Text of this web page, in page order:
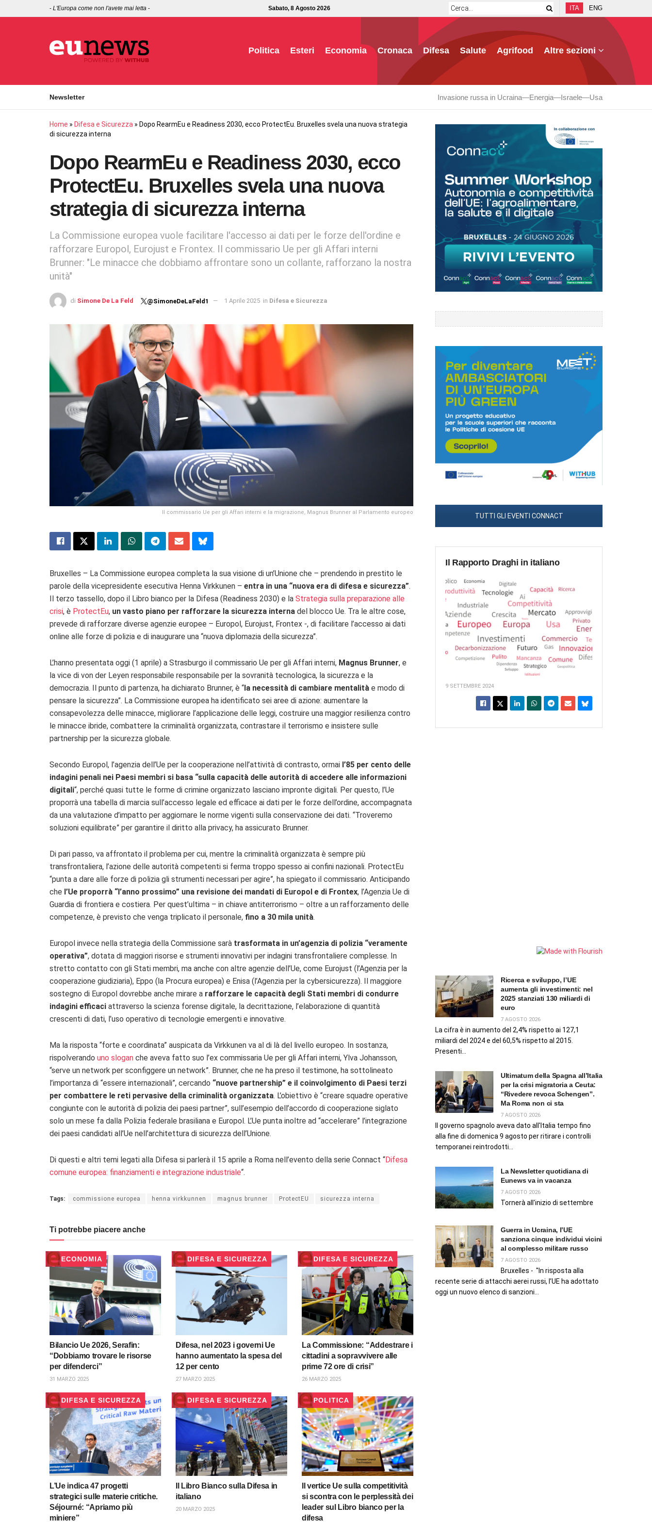
- L'Europa come non l'avete mai letta - Sabato, 8 Agosto 2026 ITA ENG
Politica Esteri Economia Cronaca Difesa Salute Agrifood Altre sezioni
Newsletter Invasione russa in Ucraina Energia Israele Usa
Home » Difesa e Sicurezza » Dopo RearmEu e Readiness 2030, ecco ProtectEu. Bruxelles svela una nuova strategia
di sicurezza interna
Dopo RearmEu e Readiness 2030, ecco
ProtectEu. Bruxelles svela una nuova
strategia di sicurezza interna
La Commissione europea vuole facilitare l'accesso ai dati per le forze dell'ordine e
rafforzare Europol, Eurojust e Frontex. Il commissario Ue per gli Affari interni
Brunner: "Le minacce che dobbiamo affrontare sono un collante, rafforzano la nostra
unità"
di Simone De La Feld @SimoneDeLaFeld1 1 Aprile 2025 in Difesa e Sicurezza
Il commissario Ue per gli Affari interni e la migrazione, Magnus Brunner al Parlamento europeo
Bruxelles – La Commissione europea completa la sua visione di un’Unione che – prendendo in prestito le
parole della vicepresidente esecutiva Henna Virkkunen – entra in una “nuova era di difesa e sicurezza”.
Il terzo tassello, dopo il Libro bianco per la Difesa (Readiness 2030) e la Strategia sulla preparazione alle
crisi, è ProtectEu, un vasto piano per rafforzare la sicurezza interna del blocco Ue. Tra le altre cose,
prevede di rafforzare diverse agenzie europee – Europol, Eurojust, Frontex -, di facilitare l’accesso ai dati
online alle forze di polizia e di inaugurare una “nuova diplomazia della sicurezza”.
L’hanno presentata oggi (1 aprile) a Strasburgo il commissario Ue per gli Affari interni, Magnus Brunner, e
la vice di von der Leyen responsabile responsabile per la sovranità tecnologica, la sicurezza e la
democrazia. Il punto di partenza, ha dichiarato Brunner, è “ la necessità di cambiare mentalità e modo di
pensare la sicurezza”. La Commissione europea ha identificato sei aree di azione: aumentare la
consapevolezza delle minacce, migliorare l’applicazione delle leggi, costruire una maggior resilienza contro
le minacce ibride, combattere la criminalità organizzata, contrastare il terrorismo e insistere sulle
partnership per la sicurezza globale.
Secondo Europol, l’agenzia dell’Ue per la cooperazione nell’attività di contrasto, ormai l’85 per cento delle
indagini penali nei Paesi membri si basa “sulla capacità delle autorità di accedere alle informazioni
digitali“, perché quasi tutte le forme di crimine organizzato lasciano impronte digitali. Per questo, l’Ue
proporrà una tabella di marcia sull’accesso legale ed efficace ai dati per le forze dell’ordine, accompagnata
da una valutazione d’impatto per aggiornare le norme vigenti sulla conservazione dei dati. “Troveremo
soluzioni equilibrate” per garantire il diritto alla privacy, ha assicurato Brunner.
Di pari passo, va affrontato il problema per cui, mentre la criminalità organizzata è sempre più
transfrontaliera, l’azione delle autorità competenti si ferma troppo spesso ai confini nazionali. ProtectEu
“punta a dare alle forze di polizia gli strumenti necessari per agire”, ha spiegato il commissario. Anticipando
che l’Ue proporrà “l’anno prossimo” una revisione dei mandati di Europol e di Frontex, l’Agenzia Ue di
Guardia di frontiera e costiera. Per quest’ultima – in chiave antiterrorismo – oltre a un rafforzamento delle
competenze, è previsto che venga triplicato il personale, fino a 30 mila unità.
Europol invece nella strategia della Commissione sarà trasformata in un’agenzia di polizia “veramente
operativa”, dotata di maggiori risorse e strumenti innovativi per indagini transfrontaliere complesse. In
stretto contatto con gli Stati membri, ma anche con altre agenzie dell’Ue, come Eurojust (l’Agenzia per la
cooperazione giudiziaria), Eppo (la Procura europea) e Enisa (l’Agenzia per la cybersicurezza). Il maggiore
sostegno di Europol dovrebbe anche mirare a rafforzare le capacità degli Stati membri di condurre
indagini efficaci attraverso la scienza forense digitale, la decrittazione, l’elaborazione di quantità
crescenti di dati, l’uso operativo di tecnologie emergenti e innovative.
Ma la risposta “forte e coordinata” auspicata da Virkkunen va al di là del livello europeo. In sostanza,
rispolverando uno slogan che aveva fatto suo l’ex commissaria Ue per gli Affari interni, Ylva Johansson,
“serve un network per sconfiggere un network”. Brunner, che ne ha preso il testimone, ha sottolineato
l’importanza di “essere internazionali”, cercando “nuove partnership” e il coinvolgimento di Paesi terzi
per combattere le reti pervasive della criminalità organizzata. L’obiettivo è “creare squadre operative
congiunte con le autorità di polizia dei paesi partner”, sull’esempio dell’accordo di cooperazione siglato
solo un mese fa dalla Polizia federale brasiliana e Europol. L’Ue punta inoltre ad “accelerare” l’integrazione
dei paesi candidati all’Ue nell’architettura di sicurezza dell’Unione.
Di questi e altri temi legati alla Difesa si parlerà il 15 aprile a Roma nell’evento della serie Connact “Difesa
comune europea: finanziamenti e integrazione industriale“.
Tags: commissione europea henna virkkunnen magnus brunner ProtectEU sicurezza interna
Ti potrebbe piacere anche
ECONOMIA
Bilancio Ue 2026, Serafin:
“Dobbiamo trovare le risorse
per difenderci”
31 MARZO 2025
DIFESA E SICUREZZA
Difesa, nel 2023 i governi Ue
hanno aumentato la spesa del
12 per cento
27 MARZO 2025
DIFESA E SICUREZZA
La Commissione: “Addestrare i
cittadini a sopravvivere alle
prime 72 ore di crisi”
26 MARZO 2025
DIFESA E SICUREZZA
L’Ue indica 47 progetti
strategici sulle materie critiche.
Séjourné: “Apriamo più
miniere”
DIFESA E SICUREZZA
Il Libro Bianco sulla Difesa in
italiano
20 MARZO 2025
POLITICA
Il vertice Ue sulla competitività
si scontra con le perplessità dei
leader sul Libro bianco per la
difesa
TUTTI GLI EVENTI CONNACT
Il Rapporto Draghi in italiano
9 SETTEMBRE 2024
Ricerca e sviluppo, l’UE
aumenta gli investimenti: nel
2025 stanziati 130 miliardi di
euro
7 AGOSTO 2026
La cifra è in aumento del 2,4% rispetto ai 127,1
miliardi del 2024 e del 60,5% rispetto al 2015.
Presenti...
Ultimatum della Spagna all’Italia
per la crisi migratoria a Ceuta:
“Rivedere revoca Schengen”.
Ma Roma non ci sta
7 AGOSTO 2026
Il governo spagnolo aveva dato all'Italia tempo fino
alla fine di domenica 9 agosto per ritirare i controlli
temporanei reintrodotti...
La Newsletter quotidiana di
Eunews va in vacanza
7 AGOSTO 2026
Tornerà all'inizio di settembre
Guerra in Ucraina, l’UE
sanziona cinque individui vicini
al complesso militare russo
7 AGOSTO 2026
Bruxelles - "In risposta alla
recente serie di attacchi aerei russi, l’UE ha adottato
oggi un nuovo elenco di sanzioni...